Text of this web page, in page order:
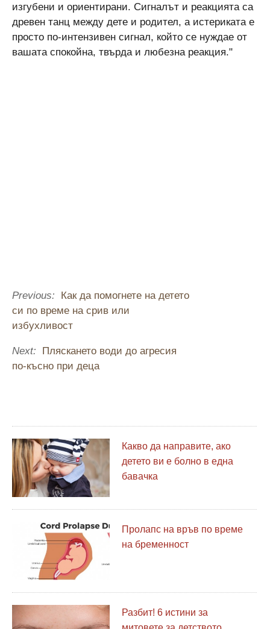
изгубени и ориентирани. Сигналът и реакцията са
древен танц между дете и родител, а истериката е
просто по-интензивен сигнал, който се нуждае от
вашата спокойна, твърда и любезна реакция."
Previous:
Как да помогнете на детето
си по време на срив или
избухливост
Next:
Пляскането води до агресия
по-късно при деца
Какво да направите, ако
детето ви е болно в една
бавачка
Пролапс на връв по време
на бременност
Разбит! 6 истини за